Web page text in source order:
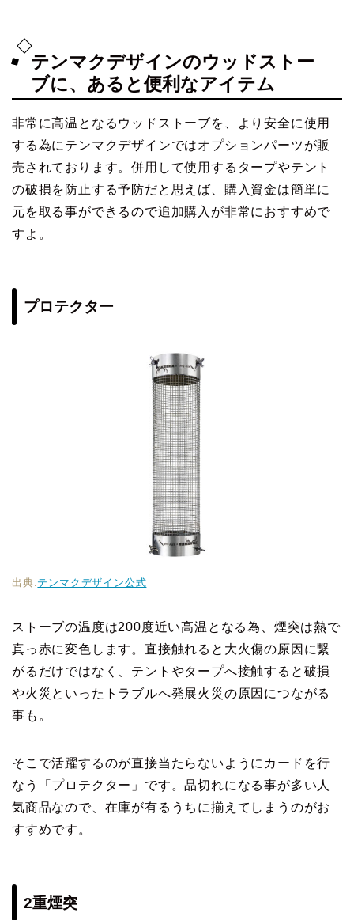
テンマクデザインのウッドストー
ブに、あると便利なアイテム
非常に高温となるウッドストーブを、より安全に使用
する為にテンマクデザインではオプションパーツが販
売されております。併用して使用するタープやテント
の破損を防止する予防だと思えば、購入資金は簡単に
元を取る事ができるので追加購入が非常におすすめで
すよ。
プロテクター
出典:テンマクデザイン公式
ストーブの温度は200度近い高温となる為、煙突は熱で
真っ赤に変色します。直接触れると大火傷の原因に繋
がるだけではなく、テントやタープへ接触すると破損
や火災といったトラブルへ発展火災の原因につながる
事も。
そこで活躍するのが直接当たらないようにカードを行
なう「プロテクター」です。品切れになる事が多い人
気商品なので、在庫が有るうちに揃えてしまうのがお
すすめです。
2重煙突